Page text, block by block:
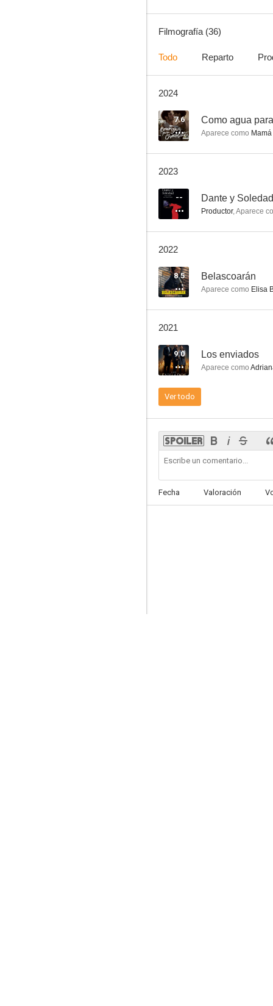
La querida del Centauro
Filmografía (36)
Todo Reparto
2024
7.6 Como agua
Aparece como
2023
-- Dante y Soledad
Productor,Aparece
2022
8.5 Belascoarán
Aparece como Elisa
2021
9.0 Los enviados
Aparece como
Ver todo
Fecha Valoración